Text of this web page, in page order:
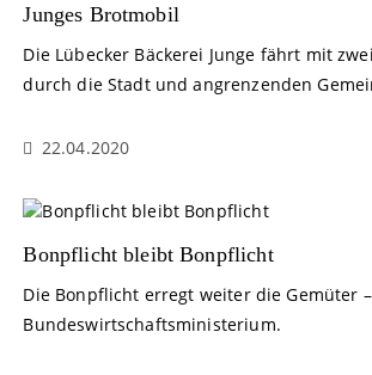
Junges Brotmobil
Die Lübecker Bäckerei Junge fährt mit
durch die Stadt und angrenzenden
22.04.2020
Bonpflicht bleibt Bonpflicht
Die Bonpflicht erregt weiter die Gemüter
Bundeswirtschaftsministerium.